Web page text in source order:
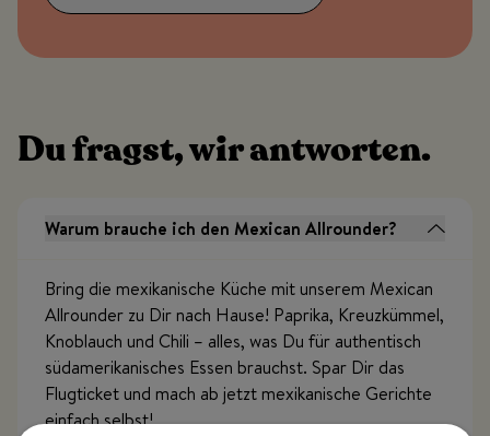
Du fragst, wir antworten.
Warum brauche ich den Mexican Allrounder?
Bring die mexikanische Küche mit unserem Mexican
Allrounder zu Dir nach Hause! Paprika, Kreuzkümmel,
Knoblauch und Chili – alles, was Du für authentisch
südamerikanisches Essen brauchst. Spar Dir das
Flugticket und mach ab jetzt mexikanische Gerichte
einfach selbst!